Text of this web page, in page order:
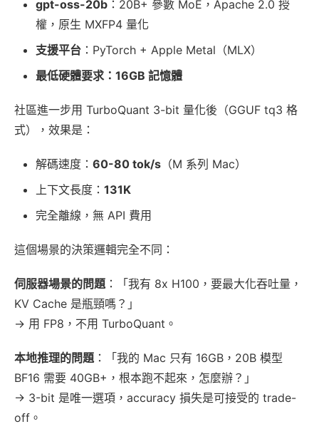
gpt-oss-20b ：20B+ 參數 MoE，Apache 2.0 授
權，原生 MXFP4 量化
支援平台 ：PyTorch + Apple Metal（MLX）
最低硬體要求：16GB 記憶體
社區進一步用 TurboQuant 3-bit 量化後（GGUF tq3 格
式），效果是：
解碼速度： 60-80 tok/s （M 系列 Mac）
上下文長度： 131K
完全離線，無 API 費用
這個場景的決策邏輯完全不同：
伺服器場景的問題 ：「我有 8x H100，要最大化吞吐量，
KV Cache 是瓶頸嗎？」
→ 用 FP8，不用 TurboQuant。
本地推理的問題 ：「我的 Mac 只有 16GB，20B 模型
BF16 需要 40GB+，根本跑不起來，怎麼辦？」
→ 3-bit 是唯一選項，accuracy 損失是可接受的 trade-
off。